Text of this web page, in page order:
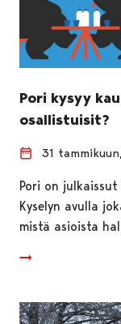
Pori kysyy
osallistuisit?
31
Pori on julkaissut
Kyselyn avulla
mistä asioista